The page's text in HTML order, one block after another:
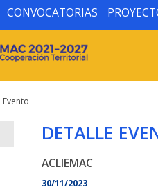
CONVOCATORIAS
Evento
DETALLE
ACLIEMAC
30/11/2023